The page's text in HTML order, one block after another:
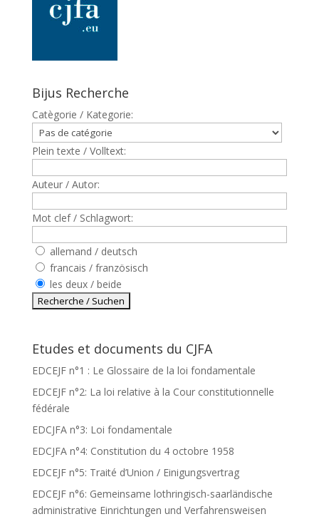
Bijus Recherche
Catègorie / Kategorie:
Plein texte / Volltext:
Auteur / Autor:
Mot clef / Schlagwort:
allemand / deutsch
francais / französisch
les deux / beide
Etudes et documents du CJFA
EDCEJF n°1 : Le Glossaire de la loi fondamentale
EDCEJF n°2: La loi relative à la Cour constitutionnelle
fédérale
EDCJFA n°3: Loi fondamentale
EDCJFA n°4: Constitution du 4 octobre 1958
EDCEJF n°5: Traité d’Union / Einigungsvertrag
EDCEJF n°6: Gemeinsame lothringisch-saarländische
administrative Einrichtungen und Verfahrensweisen